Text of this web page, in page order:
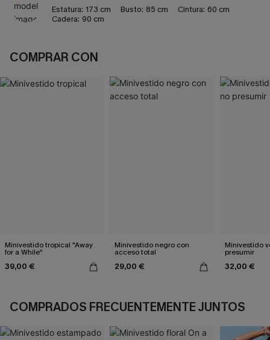
Estatura: 173 cm Busto: 85 cm Cintura: 60 cm
Cadera: 90 cm
COMPRAR CON
Minivestido tropical "Away
for a While"
39,00 €
Minivestido negro con
acceso total
29,00 €
Minivestido
presumir
32,00 €
COMPRADOS FRECUENTEMENTE JUNTOS